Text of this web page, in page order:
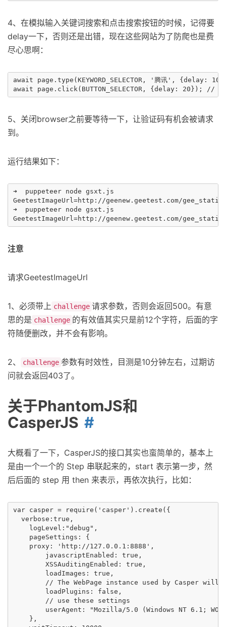
4、在模拟输入关键词搜索和点击搜索按钮的时候，记得要
delay一下，否则还是出错，现在这些网站为了防爬也是费
尽心思啊：
await page.type(KEYWORD_SELECTOR, '腾讯',
5、关闭browser之前要等待一下，让验证码有机会被请求
到。
运行结果如下：
➜  puppeteer node gsxt.js
GeetestImageUrl=http://geenew.geetest.com/gee_static/
➜  puppeteer node gsxt.js
注意
请求GeetestImageUrl
1、必须带上 challenge 请求参数，否则会返回500。有意
思的是 challenge 的有效值其实只是前12个字符，后面的字
符随便删改，并不会有影响。
2、 challenge 参数有时效性，目测是10分钟左右，过期访
问就会返回403了。
关于PhantomJS和
CasperJS
大概看了一下，CasperJS的接口其实也蛮简单的，基本上
是由一个一个的 Step 串联起来的，start 表示第一步，然
后后面的 step 用 then 来表示，再依次执行，比如：
var casper = require('casper').create({
  verbose:true,
    logLevel:"debug",
    pageSettings: {
    proxy: 'http://127.0.0.1:8888',
        javascriptEnabled: true,
        XSSAuditingEnabled: true,
        loadImages: true,
        // The WebPage instance used by Casper will
        loadPlugins: false,
        // use these settings
userAgent: "Mozilla/5.0 (Windows NT 6.1;
    },